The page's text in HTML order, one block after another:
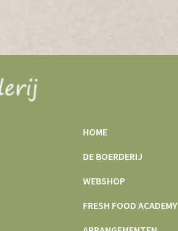
HOME
DE BOERDERIJ
WEBSHOP
FRESH FOOD ACADEMY